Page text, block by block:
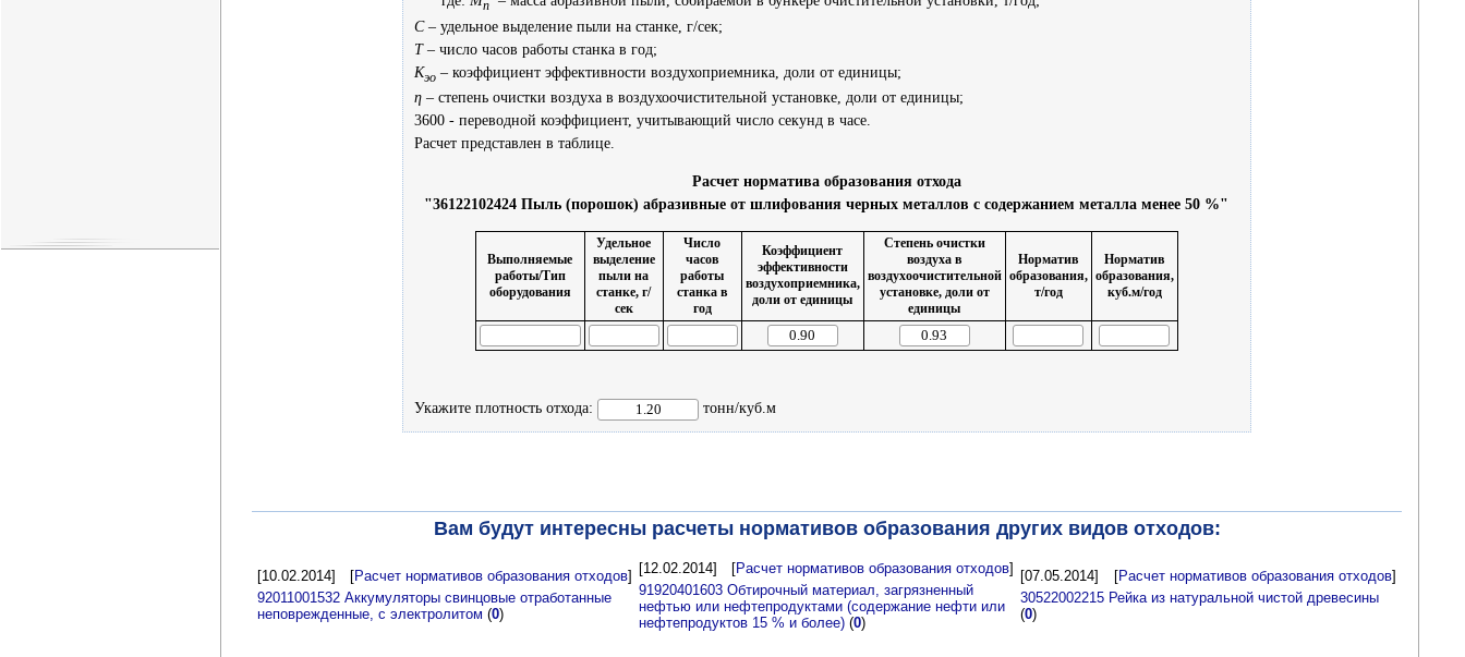
п
С– удельное выделение пыли на станке, г/сек;
Т– число часов работы станка в год;
Кэо – коэффициент эффективности воздухоприемника, доли от единицы;
η – степень очистки воздуха в воздухоочистительной установке, доли от единицы;
3600 - переводной коэффициент, учитывающий число секунд в часе.
Расчет представлен в таблице.
Расчет норматива образования отхода
"36122102424 Пыль (порошок) абразивные от шлифования черных металлов с содержанием металла менее 50 %"
Выполняемые
работы/Тип
оборудования
Удельное
выделение
пыли на
станке, г/
сек
Число
часов
работы
станка в
год
Коэффициент
эффективности
воздухоприемника,
доли от единицы
Степень очистки
воздуха в
воздухоочистительной
установке, доли от
единицы
Норматив
образования,
т/год
Норматив
образования,
куб.м/год
Укажите плотность отхода: тонн/куб.м
Вам будут интересны расчеты нормативов образования других видов отходов:
[10.02.2014] [Расчет нормативов образования отходов]
92011001532 Аккумуляторы свинцовые отработанные
неповрежденные, с электролитом (0)
[12.02.2014] [Расчет нормативов образования отходов]
91920401603 Обтирочный материал, загрязненный
нефтью или нефтепродуктами (содержание нефти или
нефтепродуктов 15 % и более) (0)
[07.05.2014] [Расчет нормативов образования отходов]
30522002215 Рейка из натуральной чистой древесины
(0)